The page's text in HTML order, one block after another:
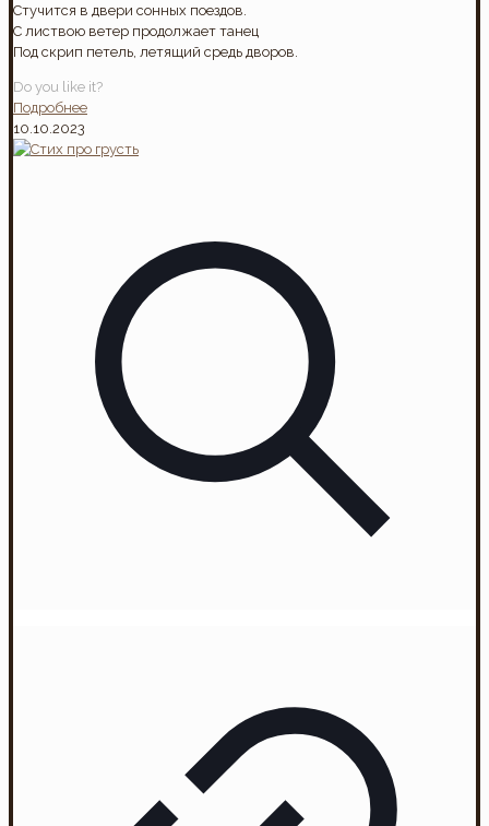
Стучится в двери сонных поездов.
С листвою ветер продолжает танец
Под скрип петель, летящий средь дворов.
Do you like it?
Подробнее
10.10.2023